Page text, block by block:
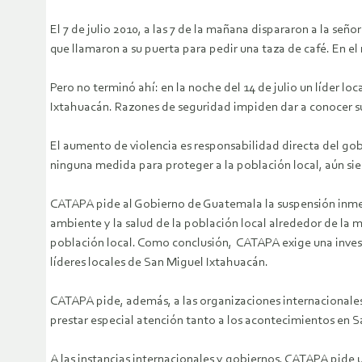
El 7 de julio 2010, a las 7 de la mañana dispararon a la
que llamaron a su puerta para pedir una taza de café. En
Pero no terminó ahí: en la noche del 14 de julio un líder
Ixtahuacán. Razones de seguridad impiden dar a
El aumento de violencia es responsabilidad directa del
ninguna medida para proteger a la población local, aún
CATAPA pide al Gobierno de Guatemala la suspensión
ambiente y la salud de la población local alrededor de la
población local. Como conclusión, CATAPA exige una
líderes locales de San Miguel Ixtahuacán.
CATAPA pide, además, a las organizaciones
prestar especial atención tanto a los acontecimientos en